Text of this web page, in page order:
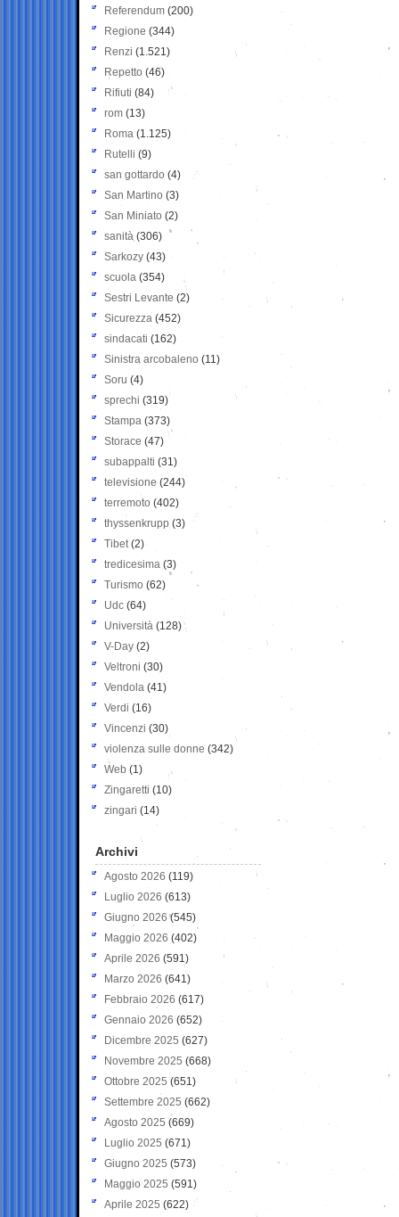
Referendum (200)
Regione (344)
Renzi (1.521)
Repetto (46)
Rifiuti (84)
rom (13)
Roma (1.125)
Rutelli (9)
san gottardo (4)
San Martino (3)
San Miniato (2)
sanità (306)
Sarkozy (43)
scuola (354)
Sestri Levante (2)
Sicurezza (452)
sindacati (162)
Sinistra arcobaleno (11)
Soru (4)
sprechi (319)
Stampa (373)
Storace (47)
subappalti (31)
televisione(244)
terremoto (402)
thyssenkrupp (3)
Tibet(2)
tredicesima (3)
Turismo (62)
Udc (64)
Università (128)
V-Day (2)
Veltroni (30)
Vendola (41)
Verdi (16)
Vincenzi (30)
violenza sulle donne (342)
Web (1)
Zingaretti (10)
zingari (14)
Archivi
Agosto 2026 (119)
Luglio 2026 (613)
Giugno 2026 (545)
Maggio 2026 (402)
Aprile 2026 (591)
Marzo 2026 (641)
Febbraio 2026 (617)
Gennaio 2026 (652)
Dicembre 2025 (627)
Novembre 2025 (668)
Ottobre 2025 (651)
Settembre 2025 (662)
Agosto 2025 (669)
Luglio 2025 (671)
Giugno 2025 (573)
Maggio 2025 (591)
Aprile 2025 (622)